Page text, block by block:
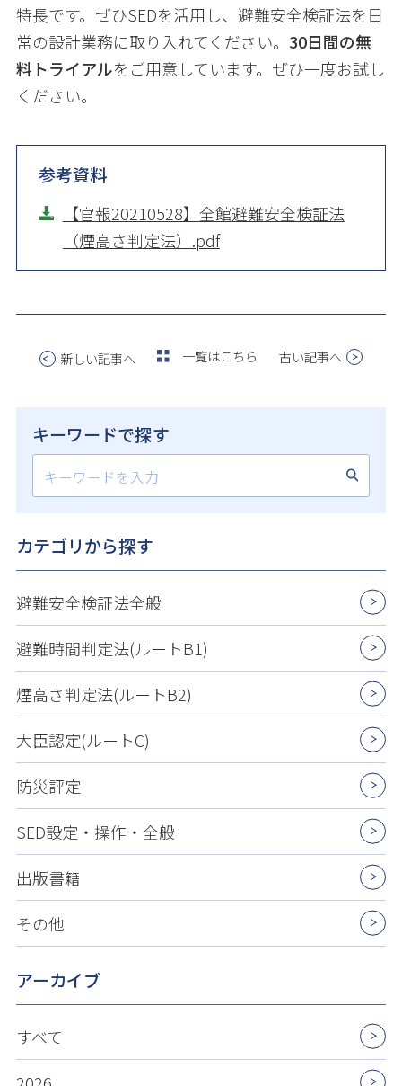
特長です。 ぜひSEDを活用し、避難安全検証法を日
常の設計業務に取り入れてください。 30日間の無
料トライアルをご用意しています。ぜひ一度お試し
ください。
参考資料
【官報20210528】全館避難安全検証法
（煙高さ判定法）.pdf
新しい記事へ 一覧はこちら 古い記事へ
キーワードで探す
カテゴリから探す
避難安全検証法全般
避難時間判定法(ルートB1)
煙高さ判定法(ルートB2)
大臣認定(ルートC)
防災評定
SED設定・操作・全般
出版書籍
その他
アーカイブ
すべて